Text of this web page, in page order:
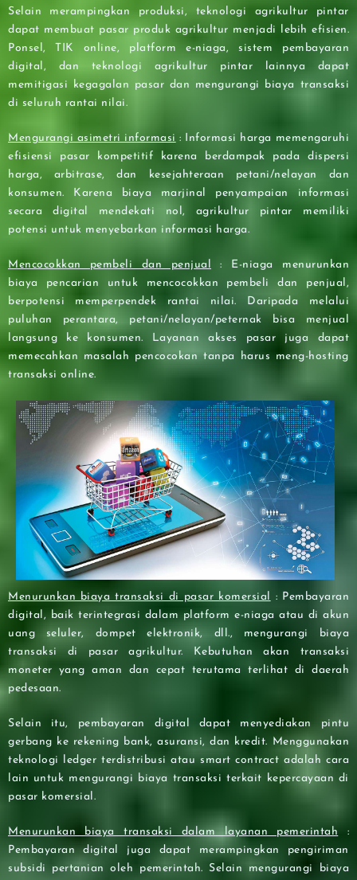
Selain merampingkan produksi, teknologi agrikultur pintar
dapat membuat pasar produk agrikultur menjadi lebih efisien.
Ponsel, TIK online, platform e-niaga, sistem pembayaran
digital, dan teknologi agrikultur pintar lainnya dapat
memitigasi kegagalan pasar dan mengurangi biaya transaksi
di seluruh rantai nilai.
Mengurangi asimetri informasi : Informasi harga memengaruhi
efisiensi pasar kompetitif karena berdampak pada dispersi
harga, arbitrase, dan kesejahteraan petani/nelayan dan
konsumen. Karena biaya marjinal penyampaian informasi
secara digital mendekati nol, agrikultur pintar memiliki
potensi untuk menyebarkan informasi harga.
Mencocokkan pembeli dan penjual
: E-niaga menurunkan
biaya pencarian untuk mencocokkan pembeli dan penjual,
berpotensi memperpendek rantai nilai. Daripada melalui
puluhan perantara, petani/nelayan/peternak bisa menjual
langsung ke konsumen. Layanan akses pasar juga dapat
memecahkan masalah pencocokan tanpa harus meng-hosting
transaksi online.
Menurunkan biaya transaksi di pasar komersial
: Pembayaran
digital, baik terintegrasi dalam platform e-niaga atau di akun
uang seluler, dompet elektronik, dll., mengurangi biaya
transaksi di pasar agrikultur. Kebutuhan akan transaksi
moneter yang aman dan cepat terutama terlihat di daerah
pedesaan.
Selain itu, pembayaran digital dapat menyediakan pintu
gerbang ke rekening bank, asuransi, dan kredit. Menggunakan
teknologi ledger terdistribusi atau smart contract adalah cara
lain untuk mengurangi biaya transaksi terkait kepercayaan di
pasar komersial.
Menurunkan biaya transaksi dalam layanan pemerintah :
Pembayaran digital juga dapat merampingkan pengiriman
subsidi pertanian oleh pemerintah. Selain mengurangi biaya